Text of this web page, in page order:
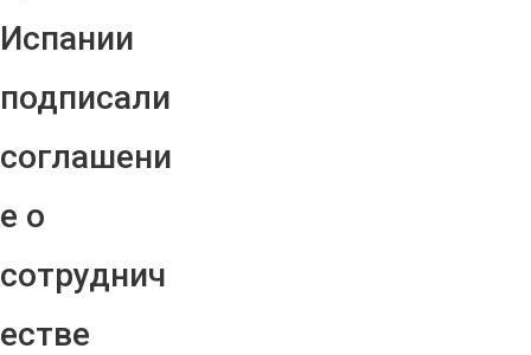
Испании
подписали
соглашени
е о
сотруднич
естве